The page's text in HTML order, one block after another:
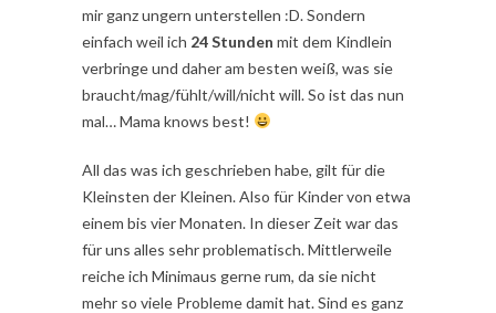
mir ganz ungern unterstellen :D. Sondern
einfach weil ich 24 Stunden mit dem Kindlein
verbringe und daher am besten weiß, was sie
braucht/mag/fühlt/will/nicht will. So ist das nun
mal… Mama knows best!
All das was ich geschrieben habe, gilt für die
Kleinsten der Kleinen. Also für Kinder von etwa
einem bis vier Monaten. In dieser Zeit war das
für uns alles sehr problematisch. Mittlerweile
reiche ich Minimaus gerne rum, da sie nicht
mehr so viele Probleme damit hat. Sind es ganz